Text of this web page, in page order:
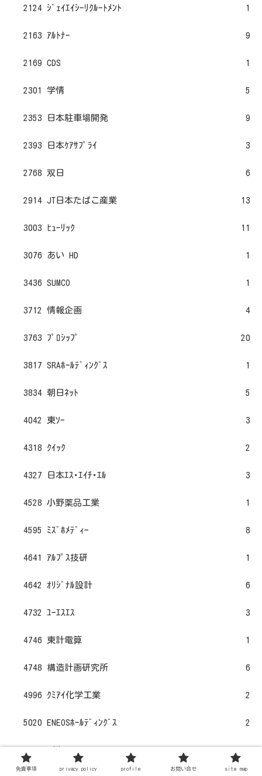
2124 ｼﾞｪｲｴｲｼｰﾘｸﾙｰﾄﾒﾝﾄ 1
2163 ｱﾙﾄﾅｰ 9
2169 CDS 1
2301 学情 5
2353 日本駐車場開発 9
2393 日本ｹｱｻﾌﾟﾗｲ 3
2768 双日 6
2914 JT日本たばこ産業 13
3003 ﾋｭｰﾘｯｸ 11
3076 あい HD 1
3436 SUMCO 1
3712 情報企画 4
3763 ﾌﾟﾛｼｯﾌﾟ 20
3817 SRAﾎｰﾙﾃﾞｨﾝｸﾞｽ 1
3834 朝日ﾈｯﾄ 5
4042 東ｿｰ 3
4318 ｸｲｯｸ 2
4327 日本ｴｽ･ｴｲﾁ･ｴﾙ 3
4528 小野薬品工業 1
4595 ﾐｽﾞﾎﾒﾃﾞｨｰ 8
4641 ｱﾙﾌﾟｽ技研 1
4642 ｵﾘｼﾞﾅﾙ設計 6
4732 ﾕｰｴｽｴｽ 3
4746 東計電算 1
4748 構造計画研究所 6
4996 ｸﾐｱｲ化学工業 2
5020 ENEOSﾎｰﾙﾃﾞｨﾝｸﾞｽ 2
免責事項 privacy policy profile お問い合せ site map